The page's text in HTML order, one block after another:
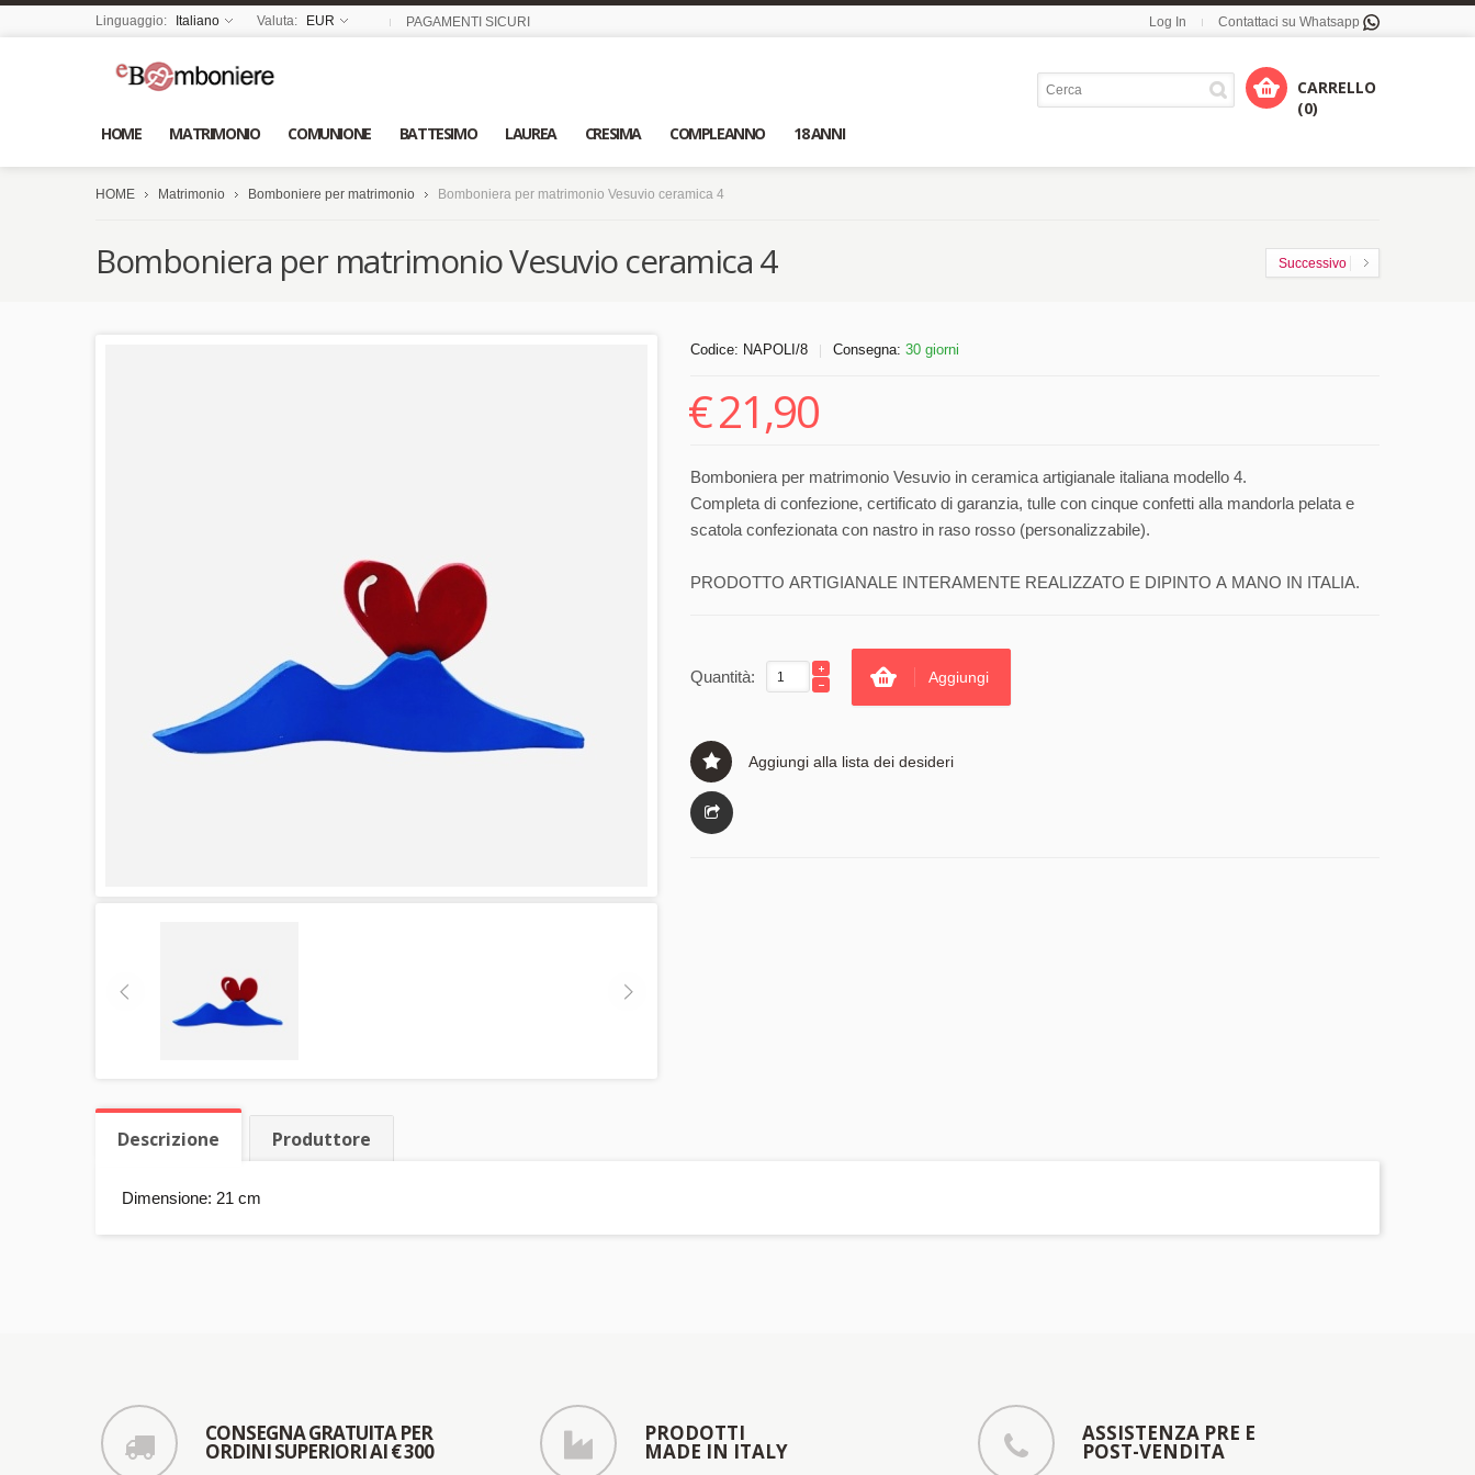
Linguaggio: Italiano Valuta: EUR PAGAMENTI SICURI Log In Contattaci su Whatsapp
HOME MATRIMONIO COMUNIONE BATTESIMO LAUREA CRESIMA COMPLEANNO 18 ANNI
CARRELLO
(0)
HOME Matrimonio Bomboniere per matrimonio Bomboniera per matrimonio Vesuvio ceramica 4
Successivo
Bomboniera per matrimonio Vesuvio ceramica 4
Codice: NAPOLI/8 Consegna: 30 giorni
€21,90
Bomboniera per matrimonio Vesuvio in ceramica artigianale italiana modello 4.
Completa di confezione, certificato di garanzia, tulle con cinque confetti alla mandorla pelata e
scatola confezionata con nastro in raso rosso (personalizzabile).
PRODOTTO ARTIGIANALE INTERAMENTE REALIZZATO E DIPINTO A MANO IN ITALIA.
Quantità: Aggiungi
Aggiungi alla lista dei desideri
Descrizione Produttore
Dimensione: 21 cm
CONSEGNA GRATUITA PER
ORDINI SUPERIORI AI € 300
PRODOTTI
MADE IN ITALY
ASSISTENZA PRE E
POST-VENDITA